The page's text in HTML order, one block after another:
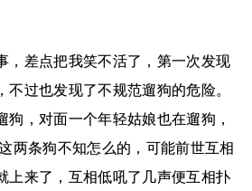
，差点把我笑不活了，第一次发现
过也发现了不规范遛狗的危险。
，对面一个年轻姑娘也在遛狗，
两条狗不知怎么的，可能前世互相
上来了，互相低吼了几声便互相扑